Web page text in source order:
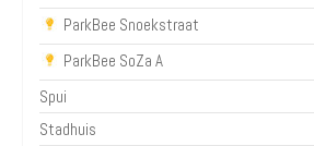
ParkBee Snoekstraat
ParkBee SoZa A
Spui
Stadhuis